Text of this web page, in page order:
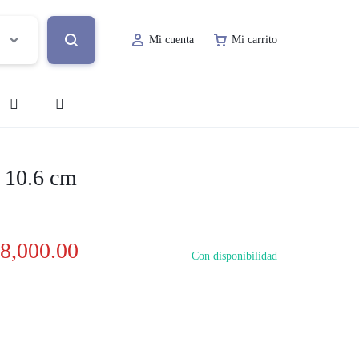
Mi cuenta Mi carrito
cm
Con disponibilidad